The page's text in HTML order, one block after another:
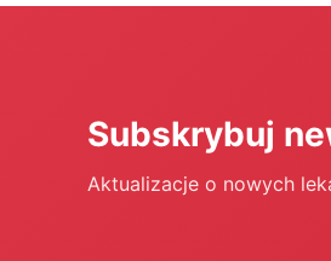
Subskrybuj
Aktualizacje o nowych